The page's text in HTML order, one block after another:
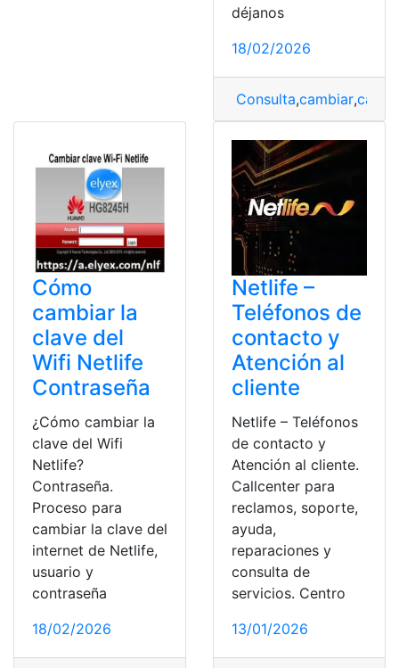
déjanos
18/02/2026
Consulta,cambiar,
Cómo
cambiar la
clave del
Wifi Netlife
Contraseña
¿Cómo cambiar la
clave del Wifi
Netlife?
Contraseña.
Proceso para
cambiar la clave del
internet de Netlife,
usuario y
contraseña
18/02/2026
Netlife –
Teléfonos de
contacto y
Atención al
cliente
Netlife – Teléfonos
de contacto y
Atención al cliente.
Callcenter para
reclamos, soporte,
ayuda,
reparaciones y
consulta de
servicios. Centro
13/01/2026